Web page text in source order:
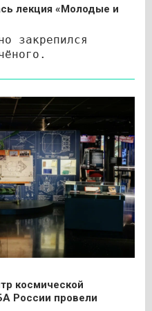
лекция «Молодые и
закрепился
космической
России провели